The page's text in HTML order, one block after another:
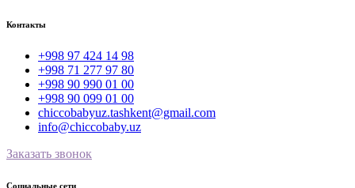
Контакты
+998 97 424 14 98
+998 71 277 97 80
+998 90 990 01 00
+998 90 099 01 00
chiccobabyuz.tashkent@gmail.com
info@chiccobaby.uz
Заказать звонок
Социальные сети